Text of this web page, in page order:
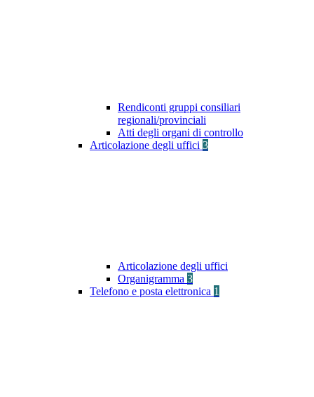
Rendiconti gruppi consiliari
regionali/provinciali
Atti degli organi di controllo
Articolazione degli uffici 3
Articolazione degli uffici
Organigramma 3
Telefono e posta elettronica 1